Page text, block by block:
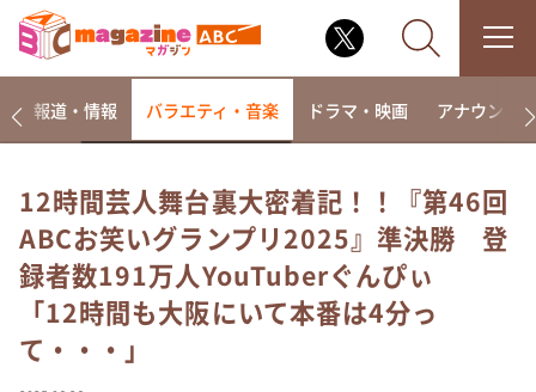
なるみ・岡村の過ぎるTV
相席食堂
これ余談なんですけど・・・
～人生密着トークバラエティ！～ やすとものいたっ
て真剣です
報道・情報 バラエティ・音楽 ドラマ・映画 アナウンサー
12時間芸人舞台裏大密着記！！『第46回
ABCお笑いグランプリ2025』準決勝 登
録者数191万人YouTuberぐんぴぃ
「12時間も大阪にいて本番は4分っ
て・・・」